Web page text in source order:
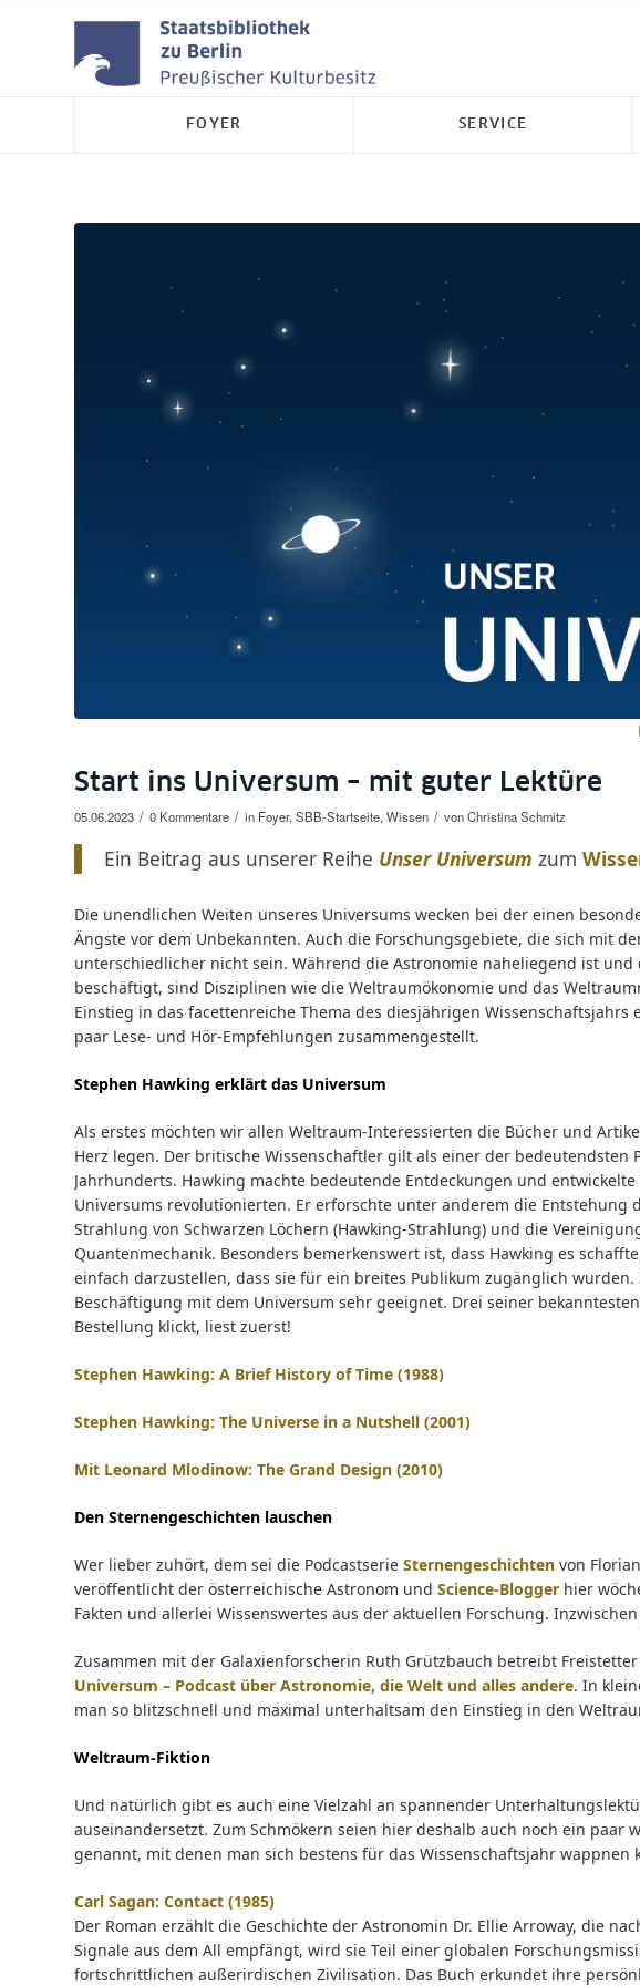
FOYER SERVICE
Start ins Universum – mit guter Lektüre
05.06.2023 / 0 Kommentare / in Foyer, SBB-Startseite, Wissen / vonChristina Schmitz
Ein Beitrag aus unserer Reihe Unser Universum zum
Die unendlichen Weiten unseres Universums wecken bei der einen
Ängste vor dem Unbekannten. Auch die Forschungsgebiete, die sich mit
unterschiedlicher nicht sein. Während die Astronomie naheliegend ist
beschäftigt, sind Disziplinen wie die Weltraumökonomie und das
Einstieg in das facettenreiche Thema des diesjährigen
paar Lese- und Hör-Empfehlungen zusammengestellt.
Stephen Hawking erklärt das Universum
Als erstes möchten wir allen Weltraum-Interessierten die Bücher und
Herz legen. Der britische Wissenschaftler gilt als einer der bedeutendsten
Jahrhunderts. Hawking machte bedeutende Entdeckungen und
Universums revolutionierten. Er erforschte unter anderem die Entstehung
Strahlung von Schwarzen Löchern (Hawking-Strahlung) und die
Quantenmechanik. Besonders bemerkenswert ist, dass Hawking es
einfach darzustellen, dass sie für ein breites Publikum zugänglich
Beschäftigung mit dem Universum sehr geeignet. Drei seiner
Bestellung klickt, liest zuerst!
Stephen Hawking: A Brief History of Time (1988)
Stephen Hawking: The Universe in a Nutshell (2001)
Mit Leonard Mlodinow: The Grand Design (2010)
Den Sternengeschichten lauschen
Wer lieber zuhört, dem sei die Podcastserie Sternengeschichten von
veröffentlicht der österreichische Astronom und Science-Blogger hier
Fakten und allerlei Wissenswertes aus der aktuellen Forschung.
Zusammen mit der Galaxienforscherin Ruth Grützbauch betreibt
Universum – Podcast über Astronomie, die Welt und alles andere. In
man so blitzschnell und maximal unterhaltsam den Einstieg in den
Weltraum-Fiktion
Und natürlich gibt es auch eine Vielzahl an spannender
auseinandersetzt. Zum Schmökern seien hier deshalb auch noch ein paar
genannt, mit denen man sich bestens für das Wissenschaftsjahr wappnen
Carl Sagan: Contact (1985)
Der Roman erzählt die Geschichte der Astronomin Dr. Ellie Arroway, die
Signale aus dem All empfängt, wird sie Teil einer globalen
fortschrittlichen außerirdischen Zivilisation. Das Buch erkundet ihre